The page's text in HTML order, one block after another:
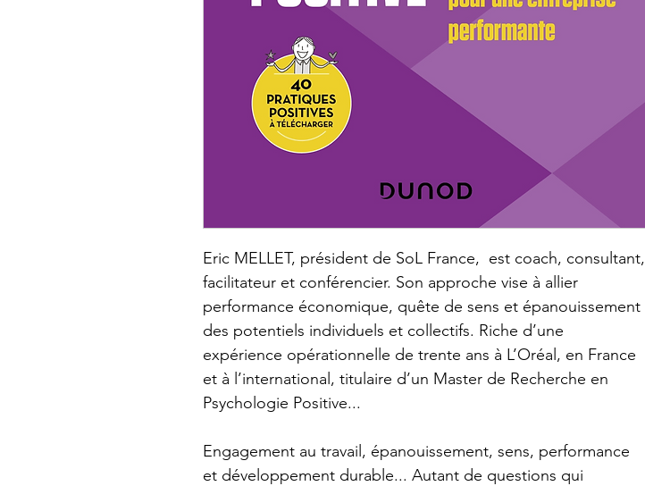
Eric MELLET, président de SoL France,  est coach, consultant,
facilitateur et conférencier. Son approche vise à allier
performance économique, quête de sens et épanouissement
des potentiels individuels et collectifs. Riche d’une
expérience opérationnelle de trente ans à L’Oréal, en France
et à l’international, titulaire d’un Master de Recherche en
Psychologie Positive...
Engagement au travail, épanouissement, sens, performance
et développement durable... Autant de questions qui